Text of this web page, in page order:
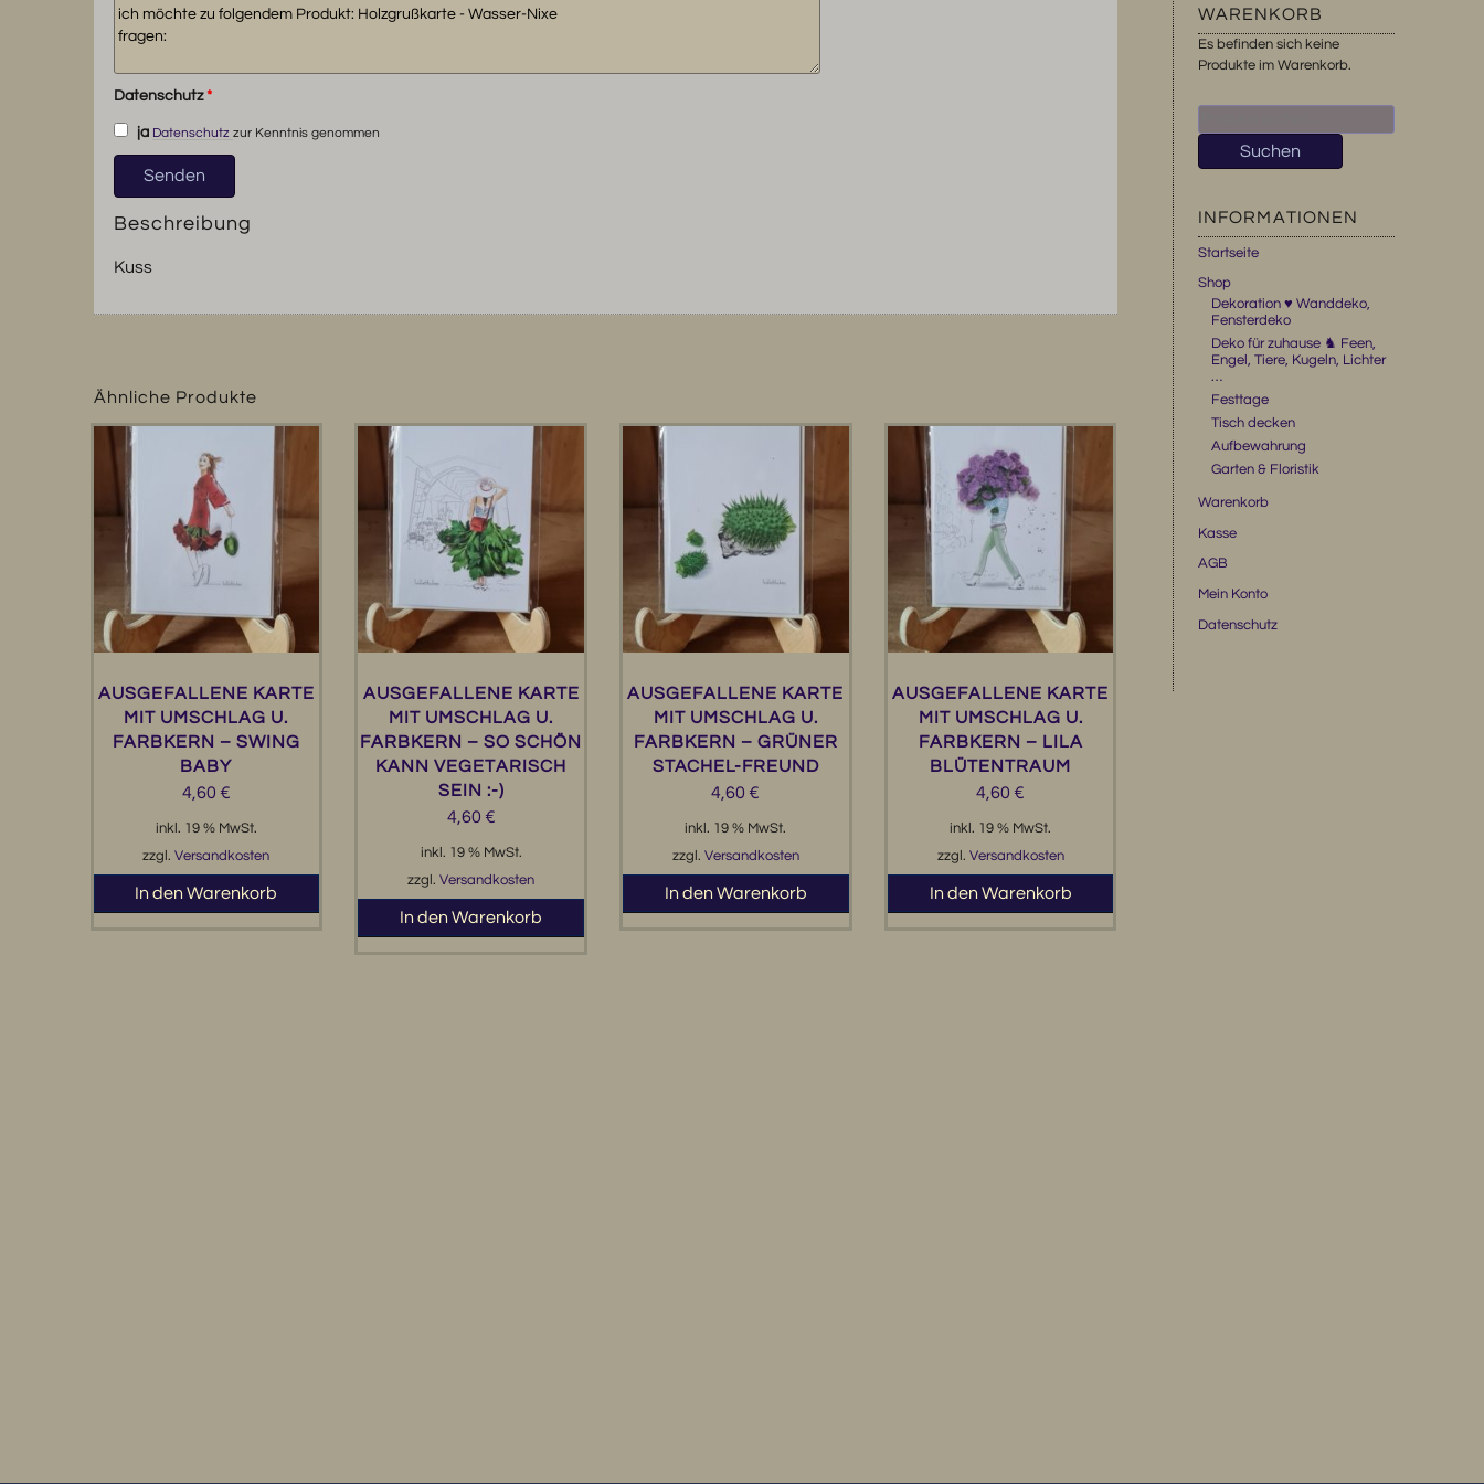
Datenschutz*
ja Datenschutzzur Kenntnis genommen
Beschreibung
Kuss
Ähnliche Produkte
AUSGEFALLENE KARTE
MIT UMSCHLAG U.
FARBKERN – SWING
BABY
4,60 €
inkl. 19 % MwSt.
zzgl.Versandkosten
In den Warenkorb
AUSGEFALLENE KARTE
MIT UMSCHLAG U.
FARBKERN – SO SCHÖN
KANN VEGETARISCH
SEIN :-)
4,60 €
inkl. 19 % MwSt.
zzgl.Versandkosten
In den Warenkorb
AUSGEFALLENE KARTE
MIT UMSCHLAG U.
FARBKERN – GRÜNER
STACHEL-FREUND
4,60 €
inkl. 19 % MwSt.
zzgl. Versandkosten
In den Warenkorb
AUSGEFALLENE KARTE
MIT UMSCHLAG U.
FARBKERN – LILA
BLÜTENTRAUM
4,60 €
inkl. 19 % MwSt.
zzgl. Versandkosten
In den Warenkorb
WARENKORB
Es befinden sich keine
Produkte im Warenkorb.
nach:
Suchen
INFORMATIONEN
Startseite
Shop
Dekoration ♥ Wanddeko,
Fensterdeko
Deko für zuhause ♞ Feen,
Engel, Tiere, Kugeln, Lichter
…
Festtage
Tisch decken
Aufbewahrung
Garten & Floristik
Warenkorb
Kasse
AGB
Mein Konto
Datenschutz